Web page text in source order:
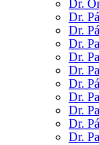
Dr.
Dr.
Dr.
Dr.
Dr.
Dr.
Dr.
Dr.
Dr.
Dr.
Dr.